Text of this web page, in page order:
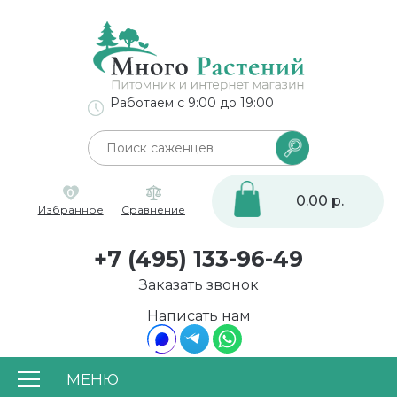
МЕНЮ
Написать нам
Работаем с 9:00 до 19:00
0
Избранное
Сравнение
0.00 р.
+7 (495) 133-96-49
Заказать звонок